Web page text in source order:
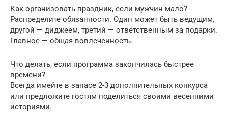
Как организовать праздник, если мужчин мало?
Распределите обязанности. Один может быть ведущим,
другой — диджеем, третий — ответственным за подарки.
Главное — общая вовлеченность.
Что делать, если программа закончилась быстрее
времени?
Всегда имейте в запасе 2-3 дополнительных конкурса
или предложите гостям поделиться своими весенними
историями.